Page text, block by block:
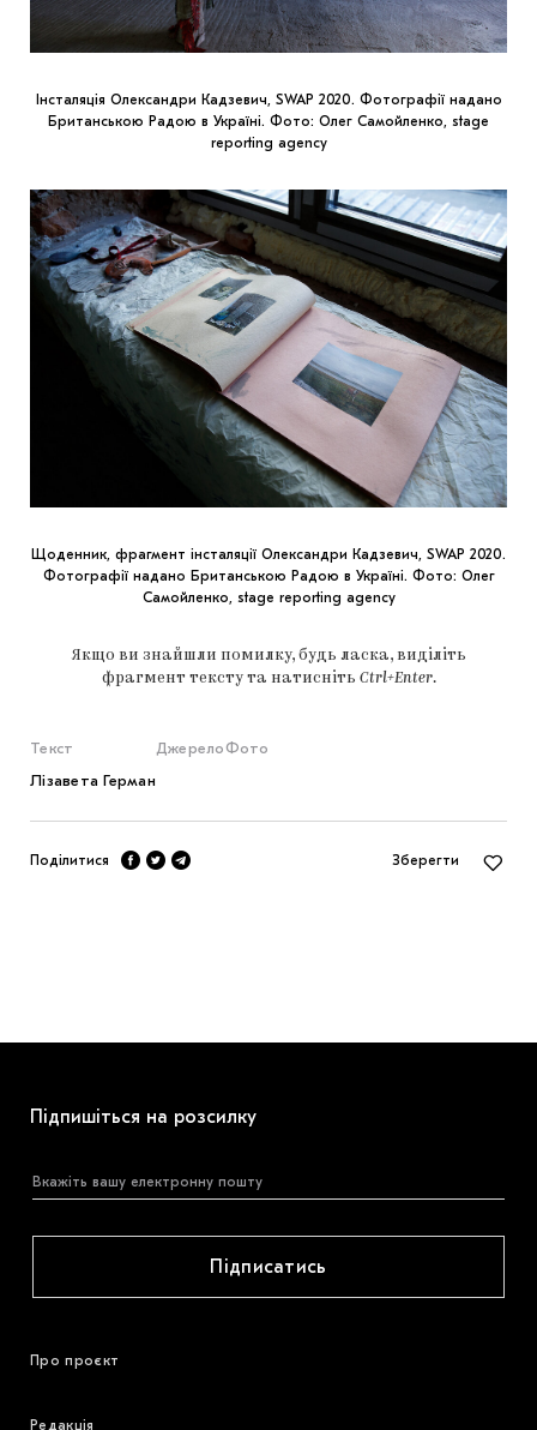
Інсталяція Олександри Кадзевич, SWAP 2020. Фотографії надано
Британською Радою в Україні. Фото: Олег Самойленко, stage
reporting agency
Щоденник, фрагмент інсталяції Олександри Кадзевич, SWAP 2020.
Фотографії надано Британською Радою в Україні. Фото: Олег
Самойленко, stage reporting agency
Якщо ви знайшли помилку, будь ласка, виділіть
фрагмент тексту та натисніть Ctrl+Enter.
Текст
Лізавета Герман
Джерело Фото
Поділитися Зберегти
Підпишіться на розсилку
Підписатись
Про проєкт
Редакція